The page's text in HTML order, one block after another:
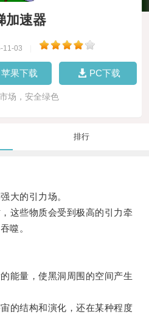
加速器
11-03
苹果下载 PC下载
场，安全绿色
排行
的引力场。
些物质会受到极高的引力牵
噬。
量，使黑洞周围的空间产生
结构和演化，还在某种程度